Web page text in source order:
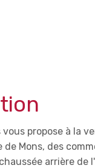
propose à la
de Mons, des
arrière de